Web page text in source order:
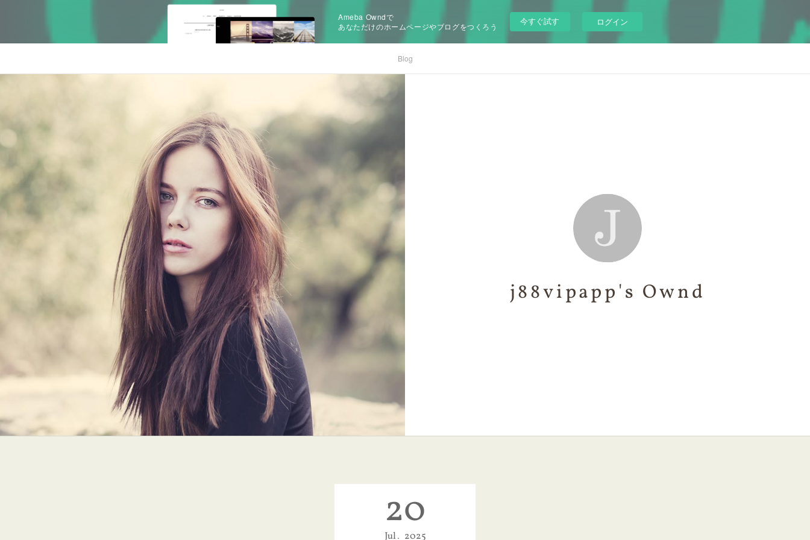
Ameba Owndで
あなただけのホームページやブログをつくろう
今すぐ試す ログイン
Blog
j88vipapp's Ownd
20
Jul 2025